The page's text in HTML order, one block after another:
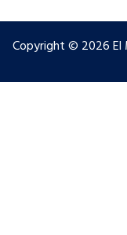
Copyright © 2026 El